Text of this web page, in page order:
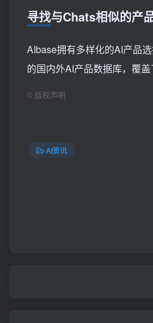
寻找与Chats相似的产品
AIbase拥有多样化的AI产品
的国内外AI产品数据库，覆
© 版权声明
AI资讯